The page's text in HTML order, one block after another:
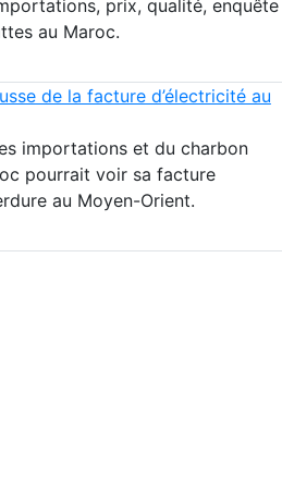
prix, qualité, enquête
au Maroc.
de la facture d’électricité au
importations et du charbon
pourrait voir sa facture
au Moyen-Orient.